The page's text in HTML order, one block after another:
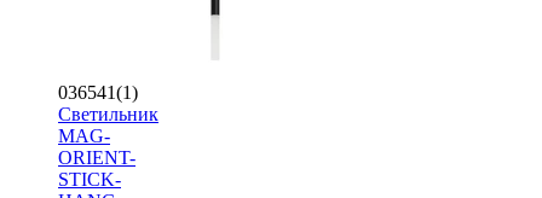
036541(1)
Светильник
MAG-
ORIENT-
STICK-